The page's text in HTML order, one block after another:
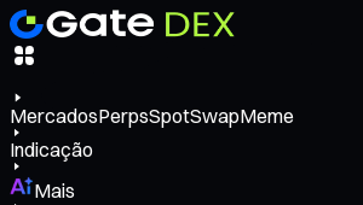
MercadosPerpsSpotSwapMeme
Indicação
Mais